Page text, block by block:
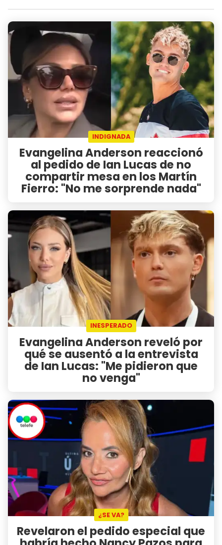
INDIGNADA
Evangelina Anderson reaccionó
al pedido de Ian Lucas de no
compartir mesa en los Martín
Fierro: "No me sorprende nada"
INESPERADO
Evangelina Anderson reveló por
qué se ausentó a la entrevista
de Ian Lucas: "Me pidieron que
no venga"
¿SE VA?
Revelaron el pedido especial que